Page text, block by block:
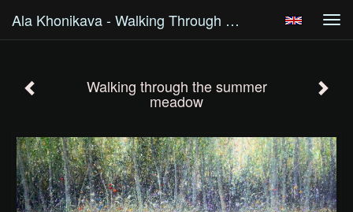
Ala Khonikava - Walking Through The Summer Meadow
Walking through the summer
meadow